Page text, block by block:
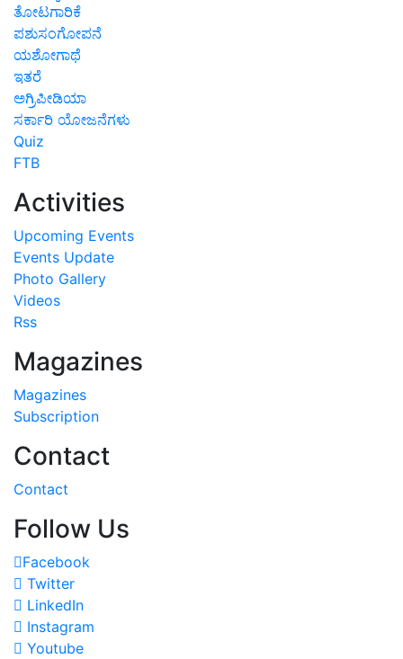
ತೋಟಗಾರಿಕೆ
ಪಶುಸಂಗೋಪನೆ
ಯಶೋಗಾಥೆ
ಇತರೆ
ಅಗ್ರಿಪೀಡಿಯಾ
ಸರ್ಕಾರಿ ಯೋಜನೆಗಳು
Quiz
FTB
Activities
Upcoming Events
Events Update
Photo Gallery
Videos
Rss
Magazines
Magazines
Subscription
Contact
Contact
Follow Us
Facebook
Twitter
LinkedIn
Instagram
Youtube